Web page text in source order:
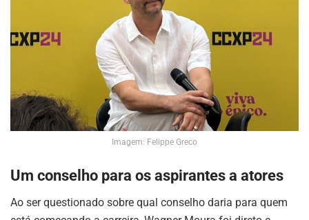
Imagem: Felippe Greco
Um conselho para os aspirantes a atores
Ao ser questionado sobre qual conselho daria para quem